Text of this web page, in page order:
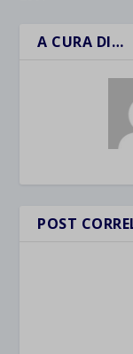
A CURA DI…
POST